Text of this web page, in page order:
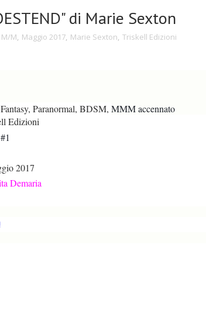
di Marie Sexton
M/M, Maggio 2017, Marie Sexton, Triskell Edizioni
Paranormal, BDSM, MMM accennato
Edizioni
2017
Demaria